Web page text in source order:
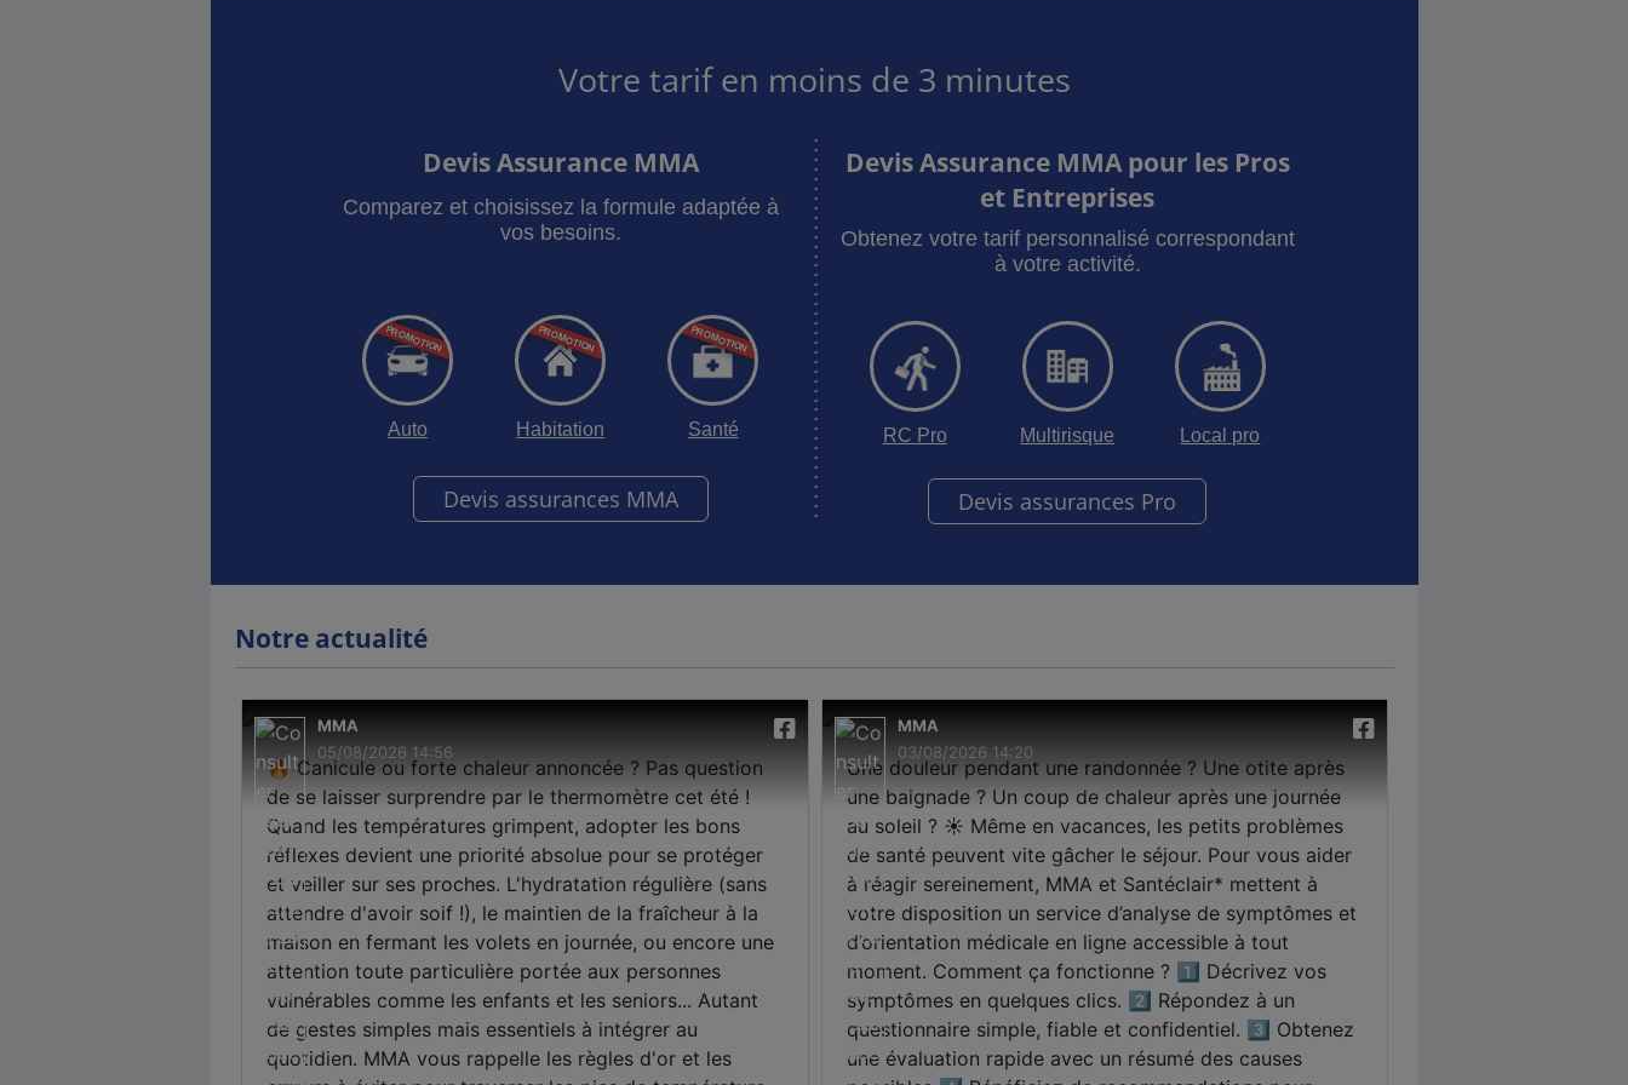
Votre tarif en moins de 3 minutes
Devis Assurance MMA
Comparez et choisissez la formule adaptée à
vos besoins.
Auto Habitation Santé
Devis assurances MMA
Devis Assurance MMA pour les Pros
et Entreprises
Obtenez votre tarif personnalisé correspondant
à votre activité.
RC Pro Multirisque Local pro
Devis assurances Pro
Notre actualité